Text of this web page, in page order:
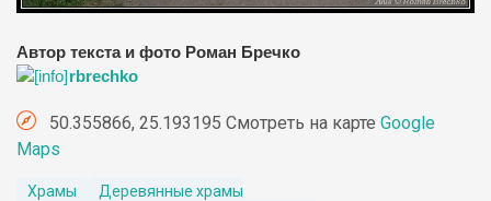
Автор текста и фото Роман Бречко
rbrechko
50.355866, 25.193195 Смотреть на карте Google
Maps
Храмы
Деревянные храмы